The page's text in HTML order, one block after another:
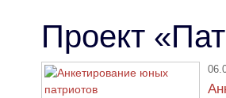
Проект